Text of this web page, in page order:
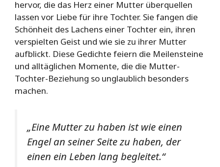
hervor, die das Herz einer Mutter überquellen
lassen vor Liebe für ihre Tochter. Sie fangen die
Schönheit des Lachens einer Tochter ein, ihren
verspielten Geist und wie sie zu ihrer Mutter
aufblickt. Diese Gedichte feiern die Meilensteine
und alltäglichen Momente, die die Mutter-
Tochter-Beziehung so unglaublich besonders
machen.
„Eine Mutter zu haben ist wie einen
Engel an seiner Seite zu haben, der
einen ein Leben lang begleitet.“